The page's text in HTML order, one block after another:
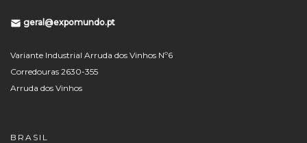
geral@expomundo.pt
Variante Industrial Arruda dos Vinhos Nº6
Corredouras 2630-355
Arruda dos Vinhos
BRASIL